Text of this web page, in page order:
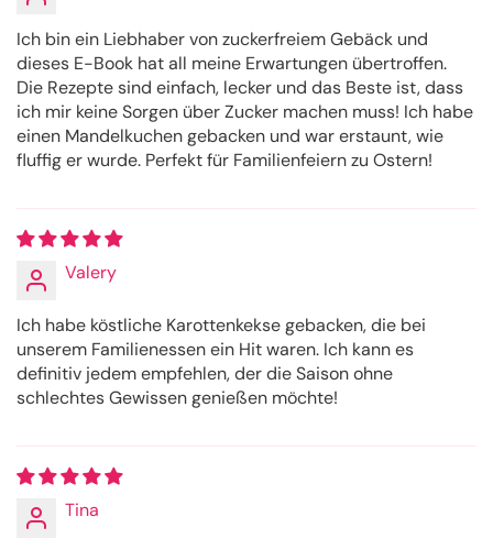
Ich bin ein Liebhaber von zuckerfreiem Gebäck und
dieses E-Book hat all meine Erwartungen übertroffen.
Die Rezepte sind einfach, lecker und das Beste ist, dass
ich mir keine Sorgen über Zucker machen muss! Ich habe
einen Mandelkuchen gebacken und war erstaunt, wie
fluffig er wurde. Perfekt für Familienfeiern zu Ostern!
Valery
Ich habe köstliche Karottenkekse gebacken, die bei
unserem Familienessen ein Hit waren. Ich kann es
definitiv jedem empfehlen, der die Saison ohne
schlechtes Gewissen genießen möchte!
Tina